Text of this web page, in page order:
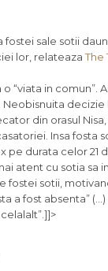
fostei sale sotii
lor, relateazaThe
“viata in
din orasul
Insa fosta
pe durata celor 21
atent cu sotia sa
fostei sotii,
a fost absenta”